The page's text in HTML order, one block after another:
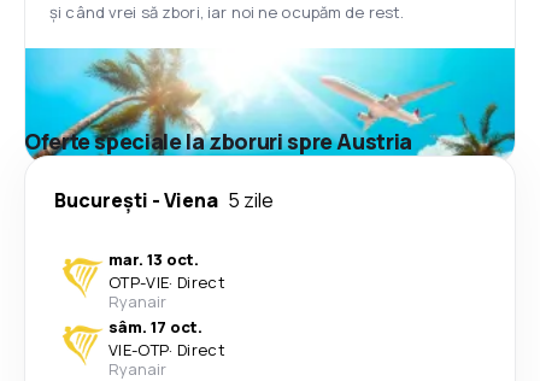
și când vrei să zbori, iar noi ne ocupăm de rest.
Oferte speciale la zboruri spre Austria
București -Viena 5 zile
mar. 13 oct.
OTP-VIE· Direct
Ryanair
sâm. 17 oct.
VIE-OTP· Direct
Ryanair